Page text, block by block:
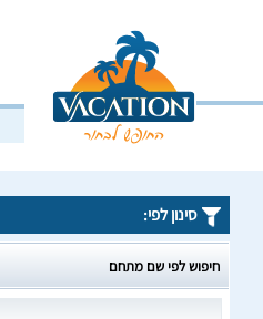
סינון לפי:
חיפוש לפי שם מתחם